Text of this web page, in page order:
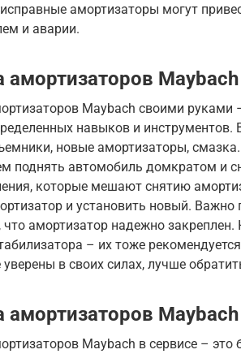
амортизаторы могут
и аварии.
амортизаторов
Maybach своими руками
навыков и
новые амортизаторы,
поднять автомобиль домкратом и
которые мешают снятию
и установить новый. Важно
что амортизатор надежно закреплен.
– их тоже
уверены в своих силах, лучше
амортизаторов
Maybach в сервисе – это